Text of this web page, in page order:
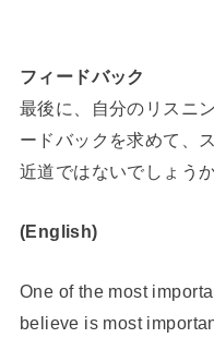
フィードバック
最後に、自分のリスニ
ードバックを求めて、
近道ではないでしょうか
(English)
One of the most
believe is most